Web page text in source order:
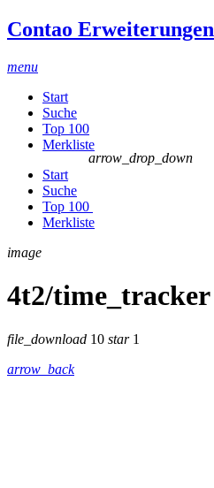
Contao Erweiterungen
menu
Start
Suche
Top 100
Merkliste
Start
Suche
Top 100
arrow_drop_down
Merkliste
image
4t2/time_tracker
file_download 10 star1
arrow_back